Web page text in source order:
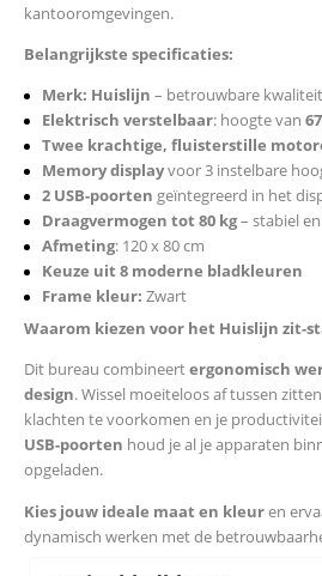
kantooromgevingen.
Belangrijkste specificaties:
Merk: Huislijn – betrouwbare
Elektrisch verstelbaar: hoogte van
Twee krachtige, fluisterstille
Memory displayvoor 3 instelbare
2 USB-poorten geïntegreerd in het
Draagvermogen tot 80 kg– stabiel
Afmeting: 120 x 80 cm
Keuze uit 8 moderne bladkleuren
Frame kleur: Zwart
Waarom kiezen voor het Huislijn zit-
Dit bureau combineertergonomisch
design. Wissel moeiteloos af tussen
klachten te voorkomen en je
USB-poorten houd je al je apparaten
opgeladen.
Kies jouw ideale maat en kleuren
dynamisch werken met de